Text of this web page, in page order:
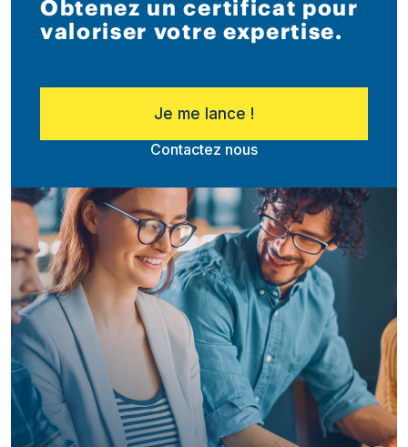
Obtenez un certificat pour
valoriser votre expertise.
Je me lance !
Contactez nous